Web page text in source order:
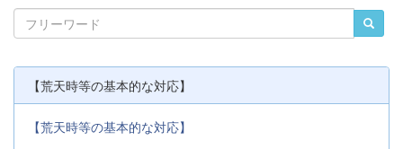
【荒天時等の基本的な対応】
【荒天時等の基本的な対応】